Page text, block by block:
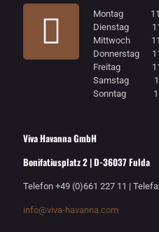
Montag
Dienstag
Mittwoch
Donnerstag
Freitag
Samstag
Sonntag
Viva Havanna GmbH
Bonifatiusplatz 2 | D-36037 Fulda
Telefon +49 (0)661 227 11 |
info@viva-havanna.com